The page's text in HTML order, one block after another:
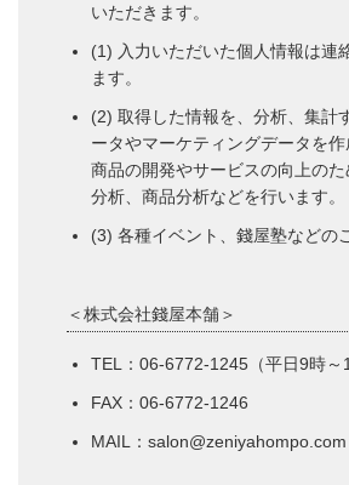
いただきます。
(1) 入力いただいた個人情報は連
ます。
(2) 取得した情報を、分析、集計
ータやマーケティングデータを
商品の開発やサービスの向上の
分析、商品分析などを行います。
(3) 各種イベント、錢屋塾などの
＜株式会社錢屋本舗＞
TEL：06-6772-1245（平日9時～
FAX：06-6772-1246
MAIL：salon@zeniyahompo.com